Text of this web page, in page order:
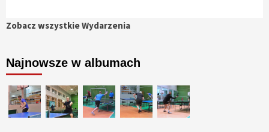
Zobacz wszystkie Wydarzenia
Najnowsze w albumach